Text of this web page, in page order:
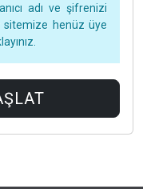
adı ve şifrenizi
sitemize henüz üye